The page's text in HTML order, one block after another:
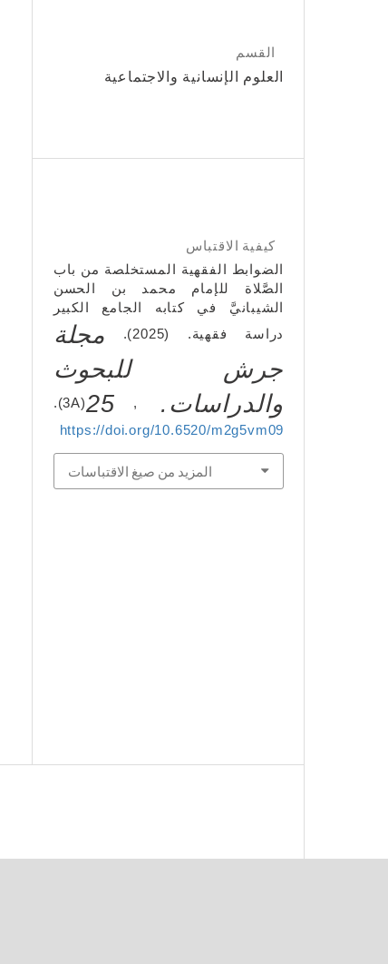
القسم
العلوم الإنسانية والاجتماعية
كيفية الاقتباس
الضوابط الفقهية المستخلصة من باب
الصَّلاة للإمام محمد بن الحسن
الشيبانيَّ في كتابه الجامع الكبير
دراسة فقهية. (2025).
مجلة
جرش للبحوث
والدراسات.
,
25
(3A).
https://doi.org/10.6520/m2g5vm09
المزيد من صيغ الاقتباسات